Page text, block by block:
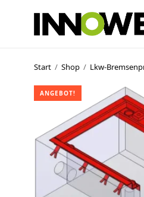
Start / Shop / Lkw-
ANGEBOT!
Shop
Gebrauchtmarkt
Ankauf
Sonderposten